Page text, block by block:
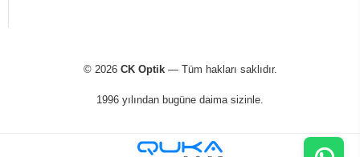
© 2026 CK Optik— Tüm hakları saklıdır.
1996 yılından bugüne daima sizinle.